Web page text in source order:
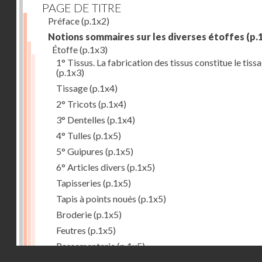
PAGE DE TITRE
Préface(p.1x2)
Notions sommaires sur les diverses étoffes
Étoffe(p.1x3)
1° Tissus. La fabrication des tissus constitue le
(p.1x3)
Tissage(p.1x4)
2° Tricots (p.1x4)
3° Dentelles (p.1x4)
4° Tulles (p.1x5)
5° Guipures (p.1x5)
6° Articles divers (p.1x5)
Tapisseries (p.1x5)
Tapis à points noués (p.1x5)
Broderie(p.1x5)
Feutres (p.1x5)
Passementerie(p.1x5)